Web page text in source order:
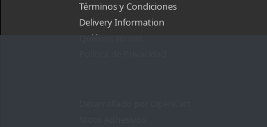
Términos y Condiciones
Delivery Information
Quiénes somos